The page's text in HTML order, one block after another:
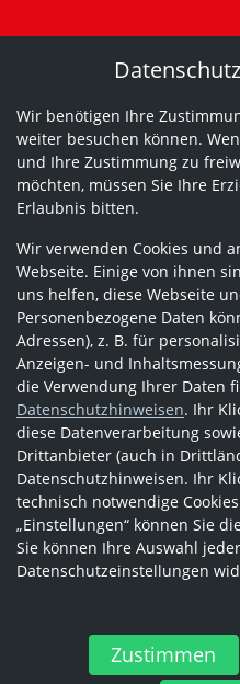
Wir benötigen Ihre
weiter besuchen können.
und Ihre Zustimmung zu
möchten, müssen Sie Ihre
Erlaubnis bitten.
Wir verwenden Cookies und
Webseite. Einige von ihnen
uns helfen, diese Webseite
Personenbezogene Daten
Adressen), z. B. für
Anzeigen- und
die Verwendung Ihrer Daten
Datenschutzhinweisen. Ihr
diese Datenverarbeitung
Drittanbieter (auch in
Datenschutzhinweisen. Ihr
technisch notwendige
„Einstellungen“ können Sie
Sie können Ihre Auswahl
Datenschutzeinstellungen
Zustimmen